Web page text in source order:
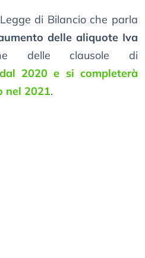
di Bilancio che parla
delle aliquote Iva
delle clausole di
2020 e si completerà
nel 2021.